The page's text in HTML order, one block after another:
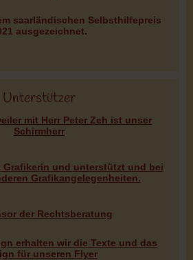
saarländischen Selbsthilfepreis
ausgezeichnet.
Unterstützer